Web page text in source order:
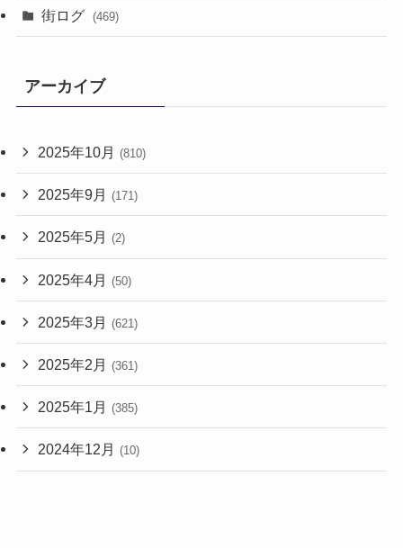
街ログ (469)
アーカイブ
2025年10月 (810)
2025年9月 (171)
2025年5月 (2)
2025年4月 (50)
2025年3月 (621)
2025年2月 (361)
2025年1月 (385)
2024年12月 (10)